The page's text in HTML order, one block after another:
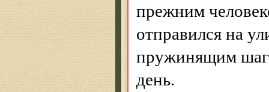
прежним
отправился на
пружинящим
день.